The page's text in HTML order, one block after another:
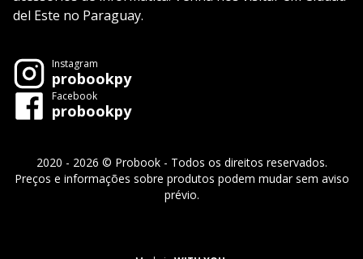
del Este no Paraguay.
Instagram
probookpy
Facebook
probookpy
2020 - 2026 © Probook - Todos os direitos reservados.
Preços e informações sobre produtos podem mudar sem aviso
prévio.